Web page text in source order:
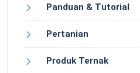
Panduan & Tutorial
Pertanian
Produk Ternak